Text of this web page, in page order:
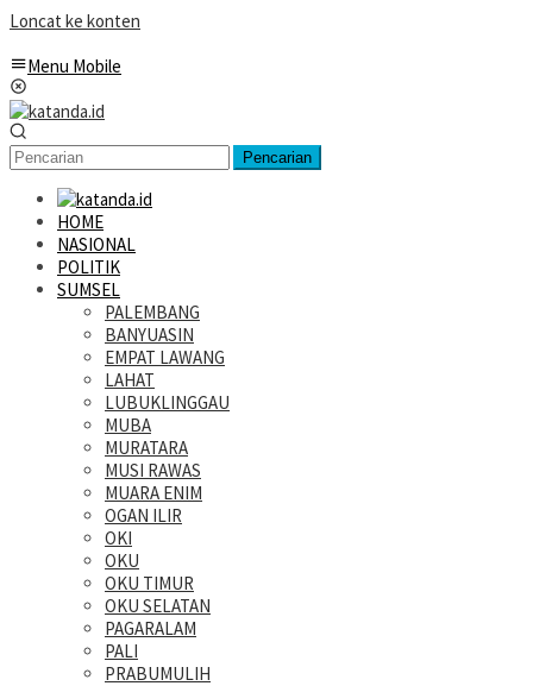
Loncat ke konten
Menu Mobile
Pencarian
HOME
NASIONAL
POLITIK
SUMSEL
PALEMBANG
BANYUASIN
EMPAT LAWANG
LAHAT
LUBUKLINGGAU
MUBA
MURATARA
MUSI RAWAS
MUARA ENIM
OGAN ILIR
OKI
OKU
OKU TIMUR
OKU SELATAN
PAGARALAM
PALI
PRABUMULIH